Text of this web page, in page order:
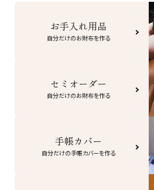
お手入れ用品
自分だけのお財布を作る
セミオーダー
自分だけのお財布を作る
手帳カバー
自分だけの手帳カバーを作る